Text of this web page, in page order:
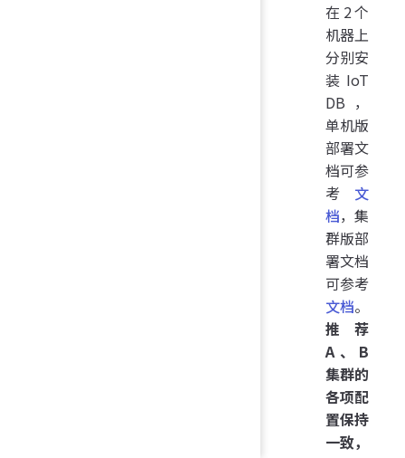
在2个
机器上
分别安
装 IoT
DB，
单机版
部署文
档可参
考 文
档，集
群版部
署文档
可参考
文档。
推荐
A、B
集群的
各项配
置保持
一致，